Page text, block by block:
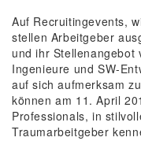
Auf Recruitingevents,
stellen Arbeitgeber
und ihr Stellenangebot
Ingenieure und SW-
auf sich aufmerksam
können am 11. April
Professionals, in
Traumarbeitgeber